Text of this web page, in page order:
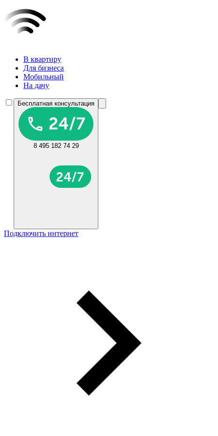
В квартиру
Для бизнеса
Мобильный
На дачу
Бесплатная консультация
8 495 182 74 29
Подключить интернет